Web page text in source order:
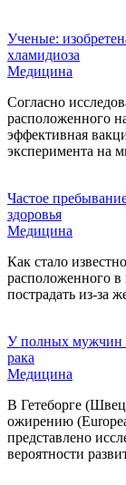
Ученые:
хламидиоза
Медицина
Согласно
расположенного
эффективная
эксперимента на
Частое
здоровья
Медицина
Как стало
расположенного
пострадать из-за
У полных мужчин
рака
Медицина
В Гетеборге
ожирению
представлено
вероятности